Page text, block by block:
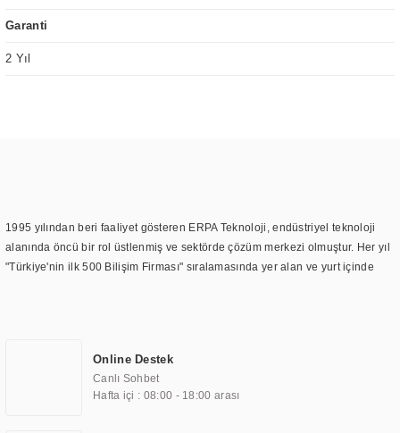
Garanti
2 Yıl
1995 yılından beri faaliyet gösteren ERPA Teknoloji, endüstriyel teknoloji
alanında öncü bir rol üstlenmiş ve sektörde çözüm merkezi olmuştur. Her yıl
"Türkiye'nin ilk 500 Bilişim Firması" sıralamasında yer alan ve yurt içinde
TOCHI markası altında kendi ürettiği ürünlerde kullanmıştır. Günümüzde
TOCHI; videowall, digital signage, kiosk, totem, akıllı durak ekranı, araç içi
ekran, asansör ekranı, digital menüboard, marin ekran, medikal ekran,
Online Destek
Canlı Sohbet
Hafta içi : 08:00 - 18:00 arası